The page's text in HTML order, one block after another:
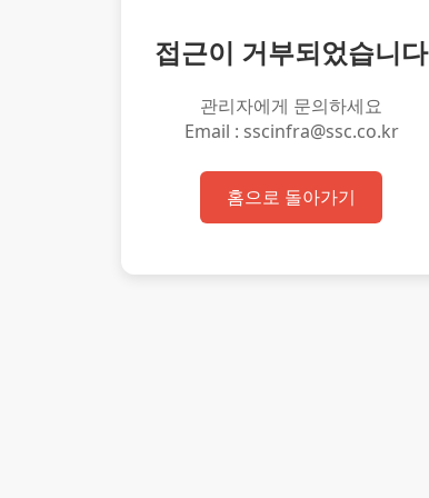
접근이 거부되었습니다
관리자에게 문의하세요
Email : sscinfra@ssc.co.kr
홈으로 돌아가기